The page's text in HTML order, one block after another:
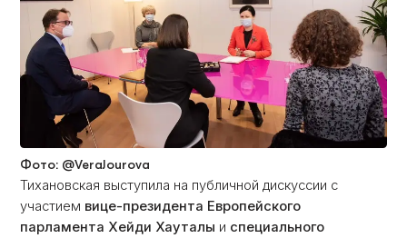
Фото: @VeraJourova
Тихановская выступила на публичной дискуссии с
участием вице-президента Европейского
парламента Хейди Хауталы и специального